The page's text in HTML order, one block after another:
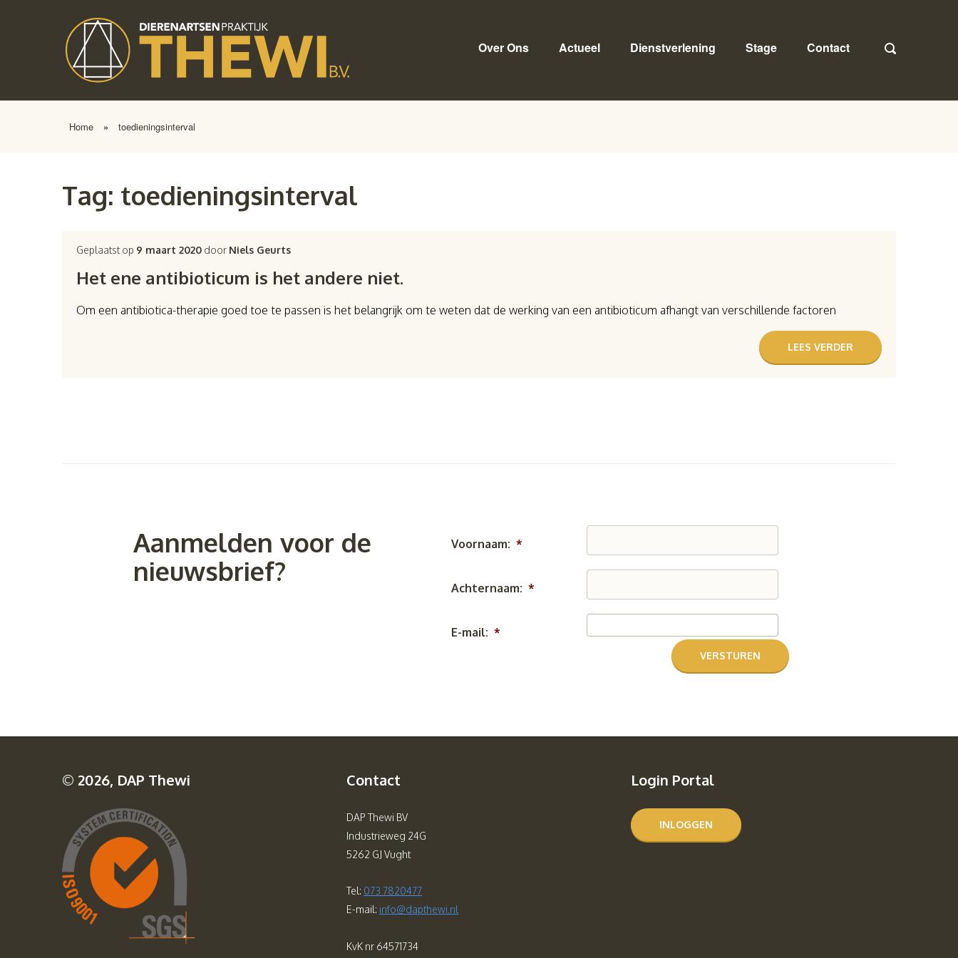
Over Ons Actueel Dienstverlening Stage Contact
Home » toedieningsinterval
Tag: toedieningsinterval
Geplaatst op 9 maart 2020 door Niels Geurts
Het ene antibioticum is het andere niet.
Om een antibiotica-therapie goed toe te passen is het belangrijk om te weten dat de werking van een antibioticum afhangt van verschillende factoren
LEES VERDER
Aanmelden voor de
nieuwsbrief?
Voornaam: *
Achternaam: *
E-mail: *
© 2026, DAP Thewi Contact
DAP Thewi BV
Industrieweg 24G
5262 GJ Vught
Tel: 073 7820477
E-mail: info@dapthewi.nl
KvK nr 64571734
Login Portal
INLOGGEN